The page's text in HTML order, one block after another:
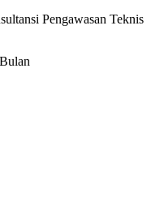
Pengawasan Teknis